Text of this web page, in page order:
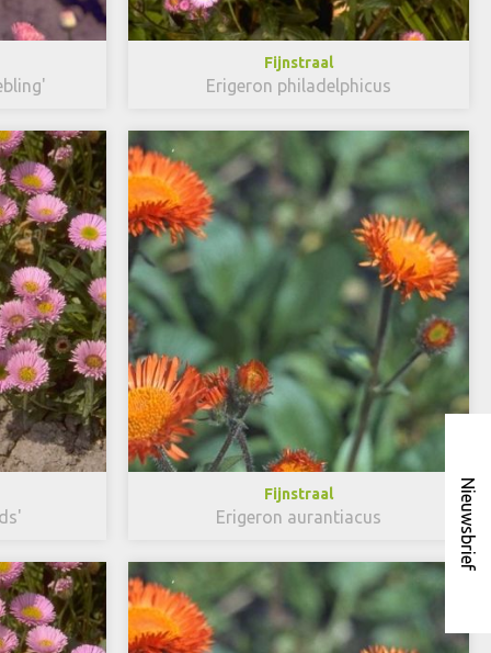
Fijnstraal
Erigeron philadelphicus
Fijnstraal
Erigeron aurantiacus Nieuwsbrief